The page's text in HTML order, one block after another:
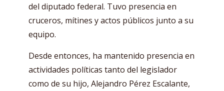
del diputado federal. Tuvo presencia en
cruceros, mítines y actos públicos junto a su
equipo.
Desde entonces, ha mantenido presencia en
actividades políticas tanto del legislador
como de su hijo, Alejandro Pérez Escalante,